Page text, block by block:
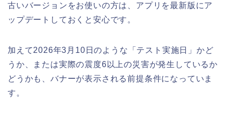
古いバージョンをお使いの方は、アプリを最新版にア
ップデートしておくと安心です。
加えて2026年3月10日のような「テスト実施日」かど
うか、または実際の震度6以上の災害が発生しているか
どうかも、バナーが表示される前提条件になっていま
す。